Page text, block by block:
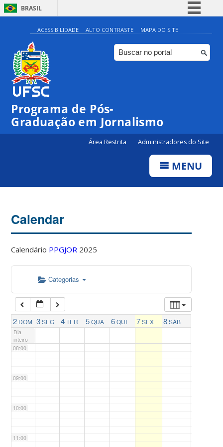
BRASIL
Simplifique!
Comunica BR
Participe
ACESSIBILIDADE ALTO CONTRASTE MAPA DO SITE
Programa de Pós-
Graduação em Jornalismo
Área Restrita Administradores do Site
MENU
Calendar
Calendário PPGJOR 2025
Categorias
2 DOM 3SEG 4TER 5QUA 6QUI 7SEX 8SÁB
Dia
inteiro
00:00
07:00
08:00
09:00
10:00
11:00